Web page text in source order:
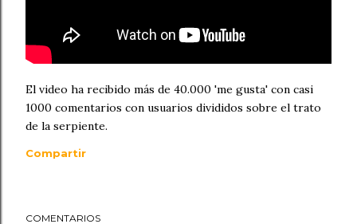
El video ha recibido más de 40.000 'me gusta' con casi
1000 comentarios con usuarios divididos sobre el trato
de la serpiente.
Compartir
COMENTARIOS